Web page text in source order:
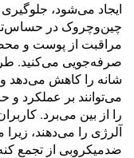
ایجاد می‌شود،
چین‌وچروک در
مراقبت از پوست و
صرفه‌جویی می‌کنید.
شانه را کاهش می‌دهد
می‌توانند بر عملکرد و
را از بین می‌برد.
آلرژی را می‌دهند،
ضدمیکروبی از تجمع